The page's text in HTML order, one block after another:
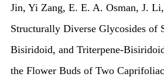
Jin, Yi Zang, E. E. A. Osman, J.
Structurally Diverse Glycosides of
Bisiridoid, and Triterpene-
the Flower Buds of Two